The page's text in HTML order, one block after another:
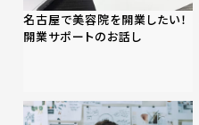
名古屋で美容院を開業したい！
開業サポートのお話し